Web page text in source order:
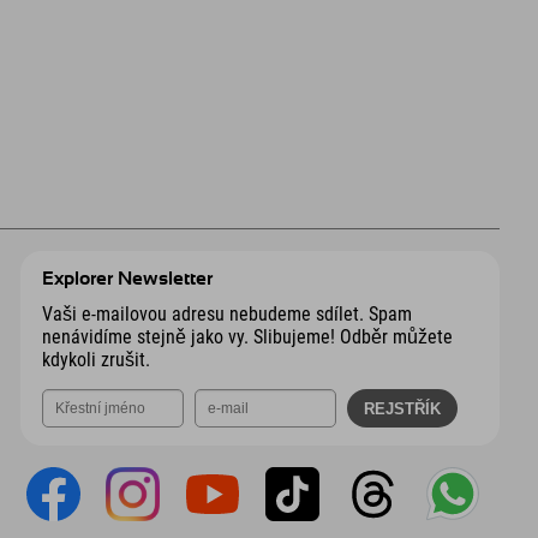
Explorer Newsletter
Vaši e-mailovou adresu nebudeme sdílet. Spam
nenávidíme stejně jako vy. Slibujeme! Odběr můžete
kdykoli zrušit.